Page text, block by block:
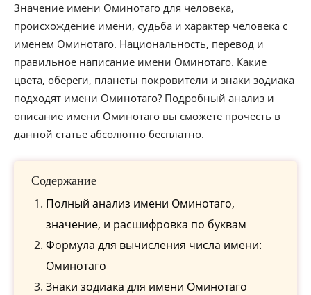
Значение имени Оминотаго для человека,
происхождение имени, судьба и характер человека с
именем Оминотаго. Национальность, перевод и
правильное написание имени Оминотаго. Какие
цвета, обереги, планеты покровители и знаки зодиака
подходят имени Оминотаго? Подробный анализ и
описание имени Оминотаго вы сможете прочесть в
данной статье абсолютно бесплатно.
Содержание
Полный анализ имени Оминотаго,
значение, и расшифровка по буквам
Формула для вычисления числа имени:
Оминотаго
Знаки зодиака для имени Оминотаго